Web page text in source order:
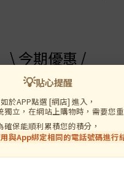
\ 今期優惠 /
送 濃鮑汁黃金鮑
💡貼心提醒
如於APP點選 [網店] 進入，
獨立，在網站上購物時，需要您重
確保能順利累積您的積分，
與App綁定相同的電話號碼進行